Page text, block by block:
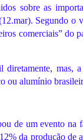
sobre as
Segundo o
comerciais” do
mas,
ou alumínio
de um evento na
da produção de